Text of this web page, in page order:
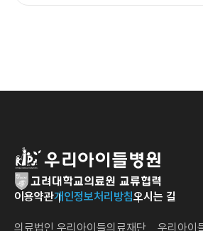
이용약관개인정보처리방침오시는 길
의료법인 우리아이들의료재단 우리아이